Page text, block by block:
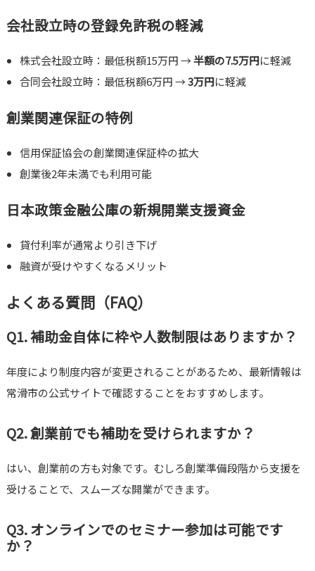
会社設立時の登録免許税の軽減
株式会社設立時：最低税額15万円 →半額の7.5万円に軽減
合同会社設立時：最低税額6万円 →3万円に軽減
創業関連保証の特例
信用保証協会の創業関連保証枠の拡大
創業後2年未満でも利用可能
日本政策金融公庫の新規開業支援資金
貸付利率が通常より引き下げ
融資が受けやすくなるメリット
よくある質問（FAQ）
Q1. 補助金自体に枠や人数制限はありますか？
年度により制度内容が変更されることがあるため、最新情報は
常滑市の公式サイトで確認することをおすすめします。
Q2. 創業前でも補助を受けられますか？
はい、創業前の方も対象です。むしろ創業準備段階から支援を
受けることで、スムーズな開業ができます。
Q3. オンラインでのセミナー参加は可能です
か？